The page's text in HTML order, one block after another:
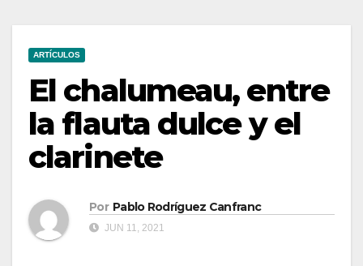
ARTÍCULOS
El chalumeau, entre
la flauta dulce y el
clarinete
Por Pablo Rodríguez Canfranc
JUN 11, 2021